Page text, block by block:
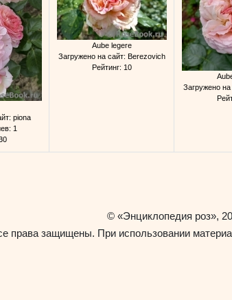
piona
1
Aube legere
Загружено на сайт: Berezovich
Рейтинг: 10
Загружено
© «Энциклопедия роз»,
права защищены. При использовании